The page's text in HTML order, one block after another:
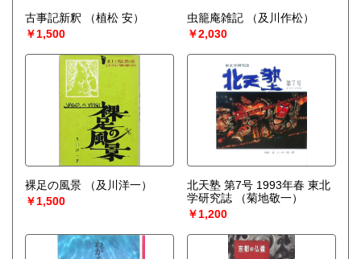
古事記新釈
（植松 安）
￥1,500
虫籠庵雑記
（及川作松）
￥2,030
裸足の風景
（及川洋一）
￥1,500
北天塾 第7号 1993年春 東北
学研究誌
（菊地敬一）
￥1,200